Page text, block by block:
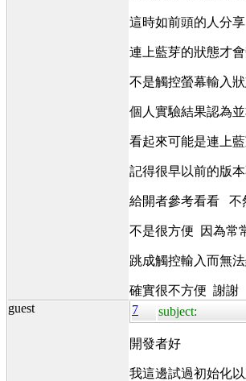
這時如前頭的人分
連上藍芽的狀態才
不是觸控螢幕輸入
個人實驗結果認為
看起來可能是連上
記得很早以前的版
給開者參考看看 不
不是很方便 因為常
跳成觸控輸入而無
確實很不方便 謝謝
guest
7 subject:
開發者好
我這邊試過初始化